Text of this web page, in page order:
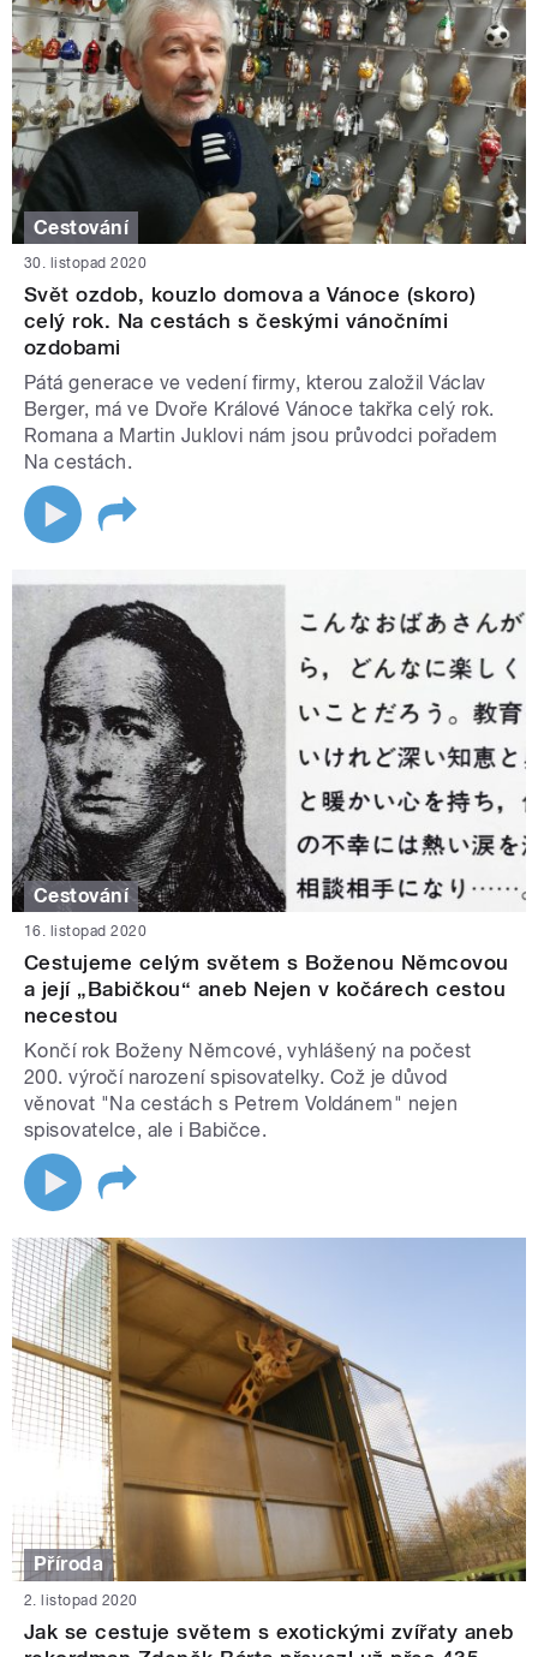
Cestování
30. listopad 2020
Svět ozdob, kouzlo domova a Vánoce (skoro)
celý rok. Na cestách s českými vánočními
ozdobami
Pátá generace ve vedení firmy, kterou založil Václav
Berger, má ve Dvoře Králové Vánoce takřka celý rok.
Romana a Martin Juklovi nám jsou průvodci pořadem
Na cestách.
Cestování
16. listopad 2020
Cestujeme celým světem s Boženou Němcovou
a její „Babičkou“ aneb Nejen v kočárech cestou
necestou
Končí rok Boženy Němcové, vyhlášený na počest
200. výročí narození spisovatelky. Což je důvod
věnovat "Na cestách s Petrem Voldánem" nejen
spisovatelce, ale i Babičce.
Příroda
2. listopad 2020
Jak se cestuje světem s exotickými zvířaty aneb